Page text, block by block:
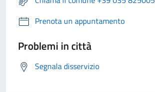
Prenota un appuntamento
Problemi in città
Segnala disservizio